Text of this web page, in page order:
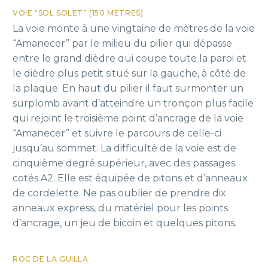
VOIE “SOL SOLET” (150 METRES)
La voie monte à une vingtaine de mètres de la voie
“Amanecer” par le milieu du pilier qui dépasse
entre le grand dièdre qui coupe toute la paroi et
le dièdre plus petit situé sur la gauche, à côté de
la plaque. En haut du pilier il faut surmonter un
surplomb avant d’atteindre un tronçon plus facile
qui rejoint le troisième point d’ancrage de la voie
“Amanecer” et suivre le parcours de celle-ci
jusqu’au sommet. La difficulté de la voie est de
cinquième degré supérieur, avec des passages
cotés A2. Elle est équipée de pitons et d’anneaux
de cordelette. Ne pas oublier de prendre dix
anneaux express, du matériel pour les points
d’ancrage, un jeu de bicoin et quelques pitons.
ROC DE LA GUILLA